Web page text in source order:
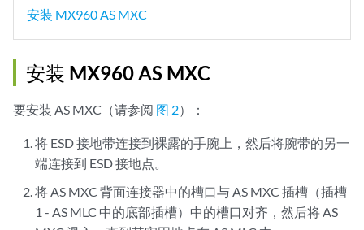
安装 MX960 AS MXC
安装 MX960 AS MXC
要安装 AS MXC（请参阅 图 2）：
将 ESD 接地带连接到裸露的手腕上，然后将腕带的另一
端连接到 ESD 接地点。
将 AS MXC 背面连接器中的槽口与 AS MXC 插槽（插槽
1 - AS MLC 中的底部插槽）中的槽口对齐，然后将 AS